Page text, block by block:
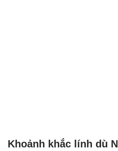
Khoảnh khắc lính dù